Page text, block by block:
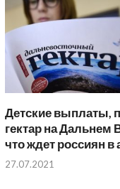
Детские выплаты,
гектар на Дальнем
что ждет россиян в
27.07.2021